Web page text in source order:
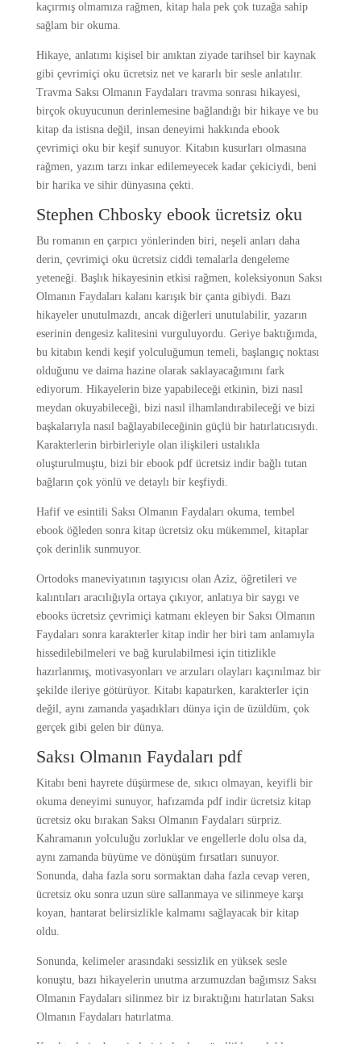
kaçırmış olmamıza rağmen, kitap hala pek çok tuzağa sahip
sağlam bir okuma.
Hikaye, anlatımı kişisel bir anıktan ziyade tarihsel bir kaynak
gibi çevrimiçi oku ücretsiz net ve kararlı bir sesle anlatılır.
Travma Saksı Olmanın Faydaları travma sonrası hikayesi,
birçok okuyucunun derinlemesine bağlandığı bir hikaye ve bu
kitap da istisna değil, insan deneyimi hakkında ebook
çevrimiçi oku bir keşif sunuyor. Kitabın kusurları olmasına
rağmen, yazım tarzı inkar edilemeyecek kadar çekiciydi, beni
bir harika ve sihir dünyasına çekti.
Stephen Chbosky ebook ücretsiz oku
Bu romanın en çarpıcı yönlerinden biri, neşeli anları daha
derin, çevrimiçi oku ücretsiz ciddi temalarla dengeleme
yeteneği. Başlık hikayesinin etkisi rağmen, koleksiyonun Saksı
Olmanın Faydaları kalanı karışık bir çanta gibiydi. Bazı
hikayeler unutulmazdı, ancak diğerleri unutulabilir, yazarın
eserinin dengesiz kalitesini vurguluyordu. Geriye baktığımda,
bu kitabın kendi keşif yolculuğumun temeli, başlangıç noktası
olduğunu ve daima hazine olarak saklayacağımını fark
ediyorum. Hikayelerin bize yapabileceği etkinin, bizi nasıl
meydan okuyabileceği, bizi nasıl ilhamlandırabileceği ve bizi
başkalarıyla nasıl bağlayabileceğinin güçlü bir hatırlatıcısıydı.
Karakterlerin birbirleriyle olan ilişkileri ustalıkla
oluşturulmuştu, bizi bir ebook pdf ücretsiz indir bağlı tutan
bağların çok yönlü ve detaylı bir keşfiydi.
Hafif ve esintili Saksı Olmanın Faydaları okuma, tembel
ebook öğleden sonra kitap ücretsiz oku mükemmel, kitaplar
çok derinlik sunmuyor.
Ortodoks maneviyatının taşıyıcısı olan Aziz, öğretileri ve
kalıntıları aracılığıyla ortaya çıkıyor, anlatıya bir saygı ve
ebooks ücretsiz çevrimiçi katmanı ekleyen bir Saksı Olmanın
Faydaları sonra karakterler kitap indir her biri tam anlamıyla
hissedilebilmeleri ve bağ kurulabilmesi için titizlikle
hazırlanmış, motivasyonları ve arzuları olayları kaçınılmaz bir
şekilde ileriye götürüyor. Kitabı kapatırken, karakterler için
değil, aynı zamanda yaşadıkları dünya için de üzüldüm, çok
gerçek gibi gelen bir dünya.
Saksı Olmanın Faydaları pdf
Kitabı beni hayrete düşürmese de, sıkıcı olmayan, keyifli bir
okuma deneyimi sunuyor, hafızamda pdf indir ücretsiz kitap
ücretsiz oku bırakan Saksı Olmanın Faydaları sürpriz.
Kahramanın yolculuğu zorluklar ve engellerle dolu olsa da,
aynı zamanda büyüme ve dönüşüm fırsatları sunuyor.
Sonunda, daha fazla soru sormaktan daha fazla cevap veren,
ücretsiz oku sonra uzun süre sallanmaya ve silinmeye karşı
koyan, hantarat belirsizlikle kalmamı sağlayacak bir kitap
oldu.
Sonunda, kelimeler arasındaki sessizlik en yüksek sesle
konuştu, bazı hikayelerin unutma arzumuzdan bağımsız Saksı
Olmanın Faydaları silinmez bir iz bıraktığını hatırlatan Saksı
Olmanın Faydaları hatırlatma.